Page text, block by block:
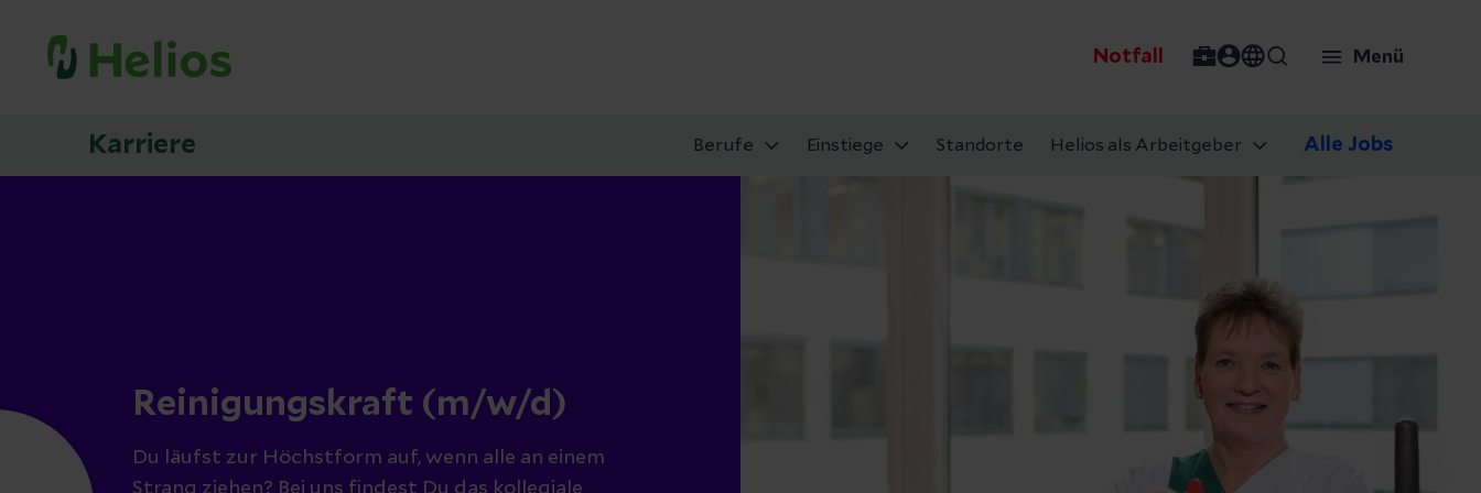
Notfall Menü
Karriere Berufe Einstiege Standorte Helios als Arbeitgeber Alle Jobs
Reinigungskraft (m/w/d)
Du läufst zur Höchstform auf, wenn alle an einem
Strang ziehen? Bei uns findest Du das kollegiale